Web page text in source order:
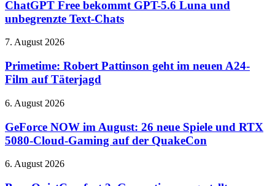
bekommt
GPT-
5.6
und
Text-
Chats
ChatGPT Free bekommt GPT-5.6 Luna und
unbegrenzte Text-Chats
Primetime:
Pattinson
geht
im
A24-
auf
Täterjagd
7. August 2026
Primetime: Robert Pattinson geht im neuen A24-
Film auf Täterjagd
GeForce
im
August:
26
Spiele
6. August 2026
GeForce NOW im August: 26 neue Spiele und RTX
5080-Cloud-Gaming auf der QuakeCon
Bose
6. August 2026